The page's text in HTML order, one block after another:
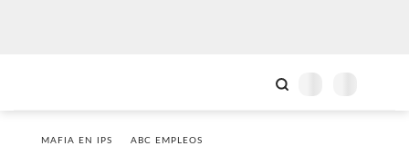
MAFIA EN IPS ABC EMPLEOS